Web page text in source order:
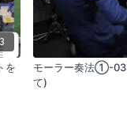
を
モーラー奏法①-
て)